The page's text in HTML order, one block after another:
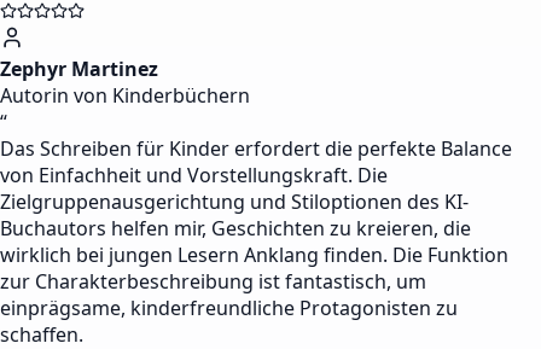
Zephyr Martinez
Autorin von Kinderbüchern
“
Das Schreiben für Kinder erfordert die perfekte Balance
von Einfachheit und Vorstellungskraft. Die
Zielgruppenausgerichtung und Stiloptionen des KI-
Buchautors helfen mir, Geschichten zu kreieren, die
wirklich bei jungen Lesern Anklang finden. Die Funktion
zur Charakterbeschreibung ist fantastisch, um
einprägsame, kinderfreundliche Protagonisten zu
schaffen.